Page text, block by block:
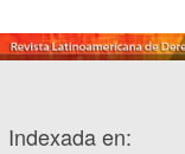
Indexada en: